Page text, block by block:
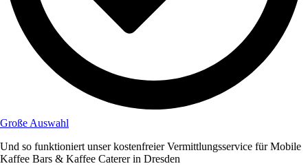
Große Auswahl
Und so funktioniert unser kostenfreier Vermittlungsservice für Mobile
Kaffee Bars & Kaffee Caterer in Dresden